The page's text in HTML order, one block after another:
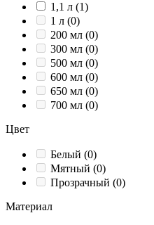
1,1 л (1)
1 л (0)
200 мл (0)
300 мл (0)
500 мл (0)
600 мл (0)
650 мл (0)
700 мл (0)
Цвет
Белый (0)
Мятный (0)
Прозрачный (0)
Материал